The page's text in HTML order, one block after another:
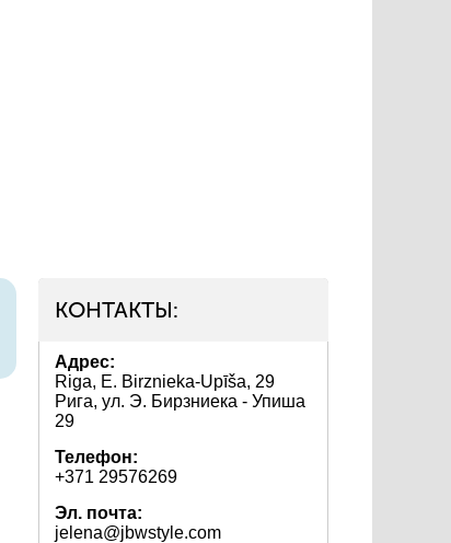
КОНТАКТЫ:
Адрес:
Riga, E. Birznieka-Upīša, 29
Рига, ул. Э. Бирзниека - Упиша
29
Телефон:
+371 29576269
Эл. почта:
jelena@jbwstyle.com